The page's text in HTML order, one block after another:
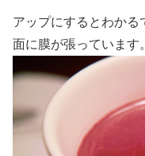
アップにするとわかる
面に膜が張っています。